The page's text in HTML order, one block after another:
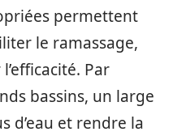
permettent
le ramassage,
Par
bassins, un large
d’eau et rendre la